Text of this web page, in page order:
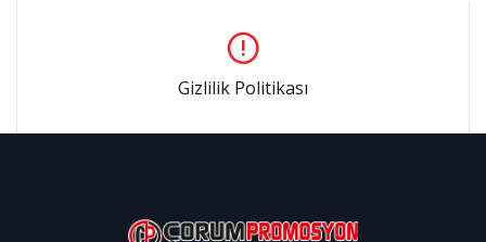
Gizlilik Politikası